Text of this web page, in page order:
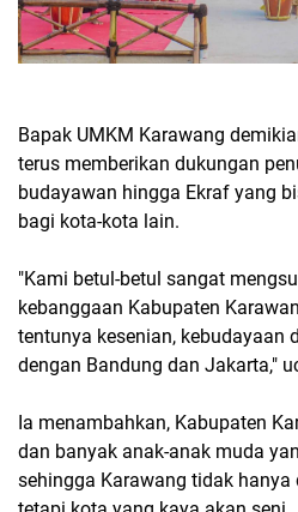
Bapak UMKM Karawang
terus memberikan dukungan
budayawan hingga Ekraf yang
bagi kota-kota lain.
"Kami betul-betul sangat
kebanggaan Kabupaten
tentunya kesenian, kebudayaan
dengan Bandung dan Jakarta,"
Ia menambahkan, Kabupaten
dan banyak anak-anak muda
sehingga Karawang tidak